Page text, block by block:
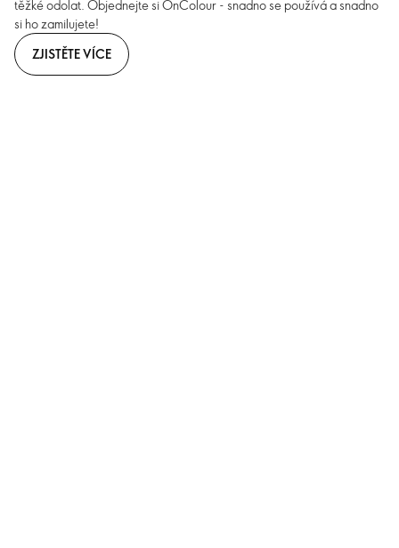
těžké odolat. Objednejte si OnColour - snadno se používá a snadno
si ho zamilujete!
ZJISTĚTE VÍCE